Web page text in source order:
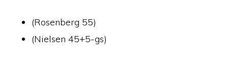
(Rosenberg 55)
(Nielsen 45+5-gs)